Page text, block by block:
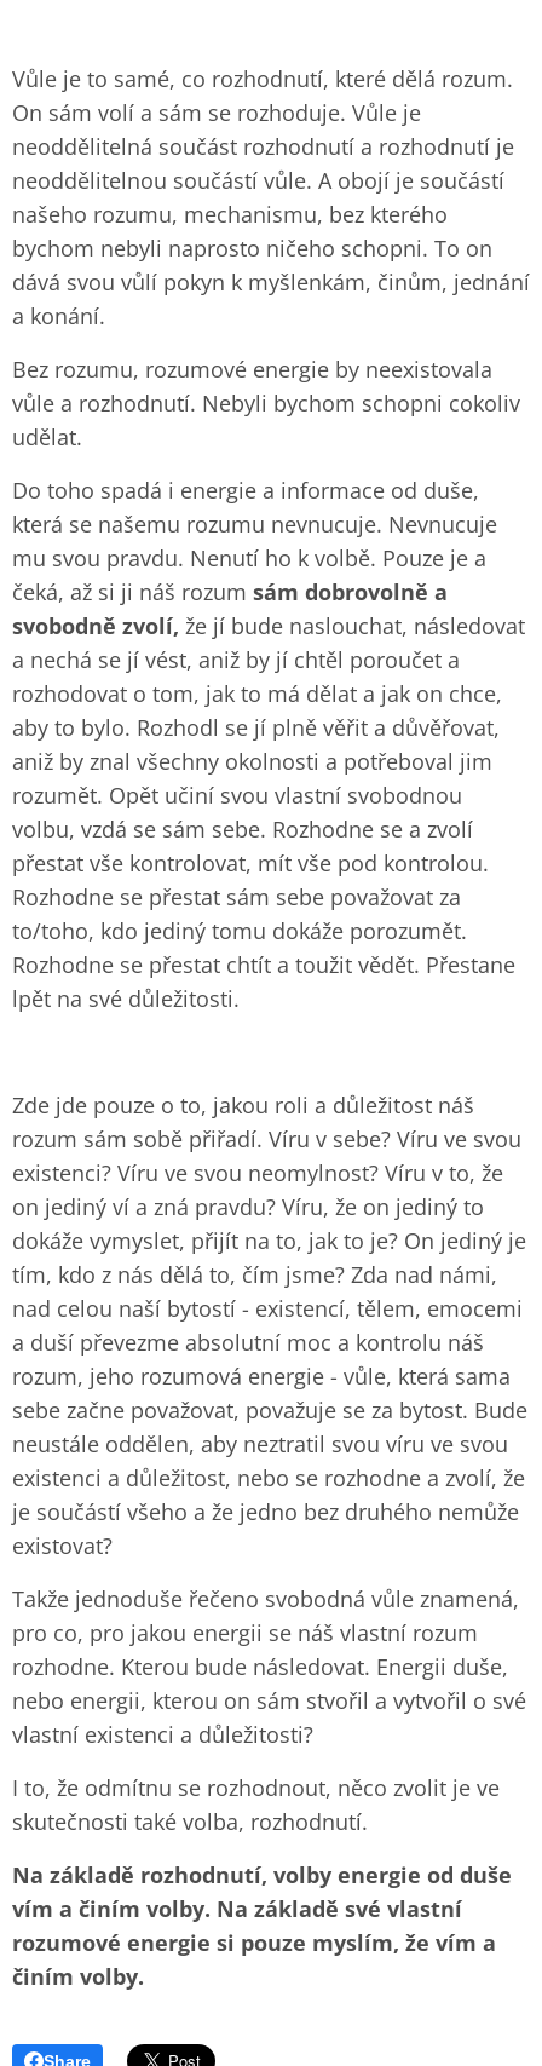
Vůle je to samé, co rozhodnutí, které dělá rozum.
On sám volí a sám se rozhoduje. Vůle je
neoddělitelná součást rozhodnutí a rozhodnutí je
neoddělitelnou součástí vůle. A obojí je součástí
našeho rozumu, mechanismu, bez kterého
bychom nebyli naprosto ničeho schopni. To on
dává svou vůlí pokyn k myšlenkám, činům, jednání
a konání.
Bez rozumu, rozumové energie by neexistovala
vůle a rozhodnutí. Nebyli bychom schopni cokoliv
udělat.
Do toho spadá i energie a informace od duše,
která se našemu rozumu nevnucuje. Nevnucuje
mu svou pravdu. Nenutí ho k volbě. Pouze je a
čeká, až si ji náš rozum sám dobrovolně a
svobodně zvolí, že jí bude naslouchat, následovat
a nechá se jí vést, aniž by jí chtěl poroučet a
rozhodovat o tom, jak to má dělat a jak on chce,
aby to bylo. Rozhodl se jí plně věřit a důvěřovat,
aniž by znal všechny okolnosti a potřeboval jim
rozumět. Opět učiní svou vlastní svobodnou
volbu, vzdá se sám sebe. Rozhodne se a zvolí
přestat vše kontrolovat, mít vše pod kontrolou.
Rozhodne se přestat sám sebe považovat za
to/toho, kdo jediný tomu dokáže porozumět.
Rozhodne se přestat chtít a toužit vědět. Přestane
lpět na své důležitosti.
Zde jde pouze o to, jakou roli a důležitost náš
rozum sám sobě přiřadí. Víru v sebe? Víru ve svou
existenci? Víru ve svou neomylnost? Víru v to, že
on jediný ví a zná pravdu? Víru, že on jediný to
dokáže vymyslet, přijít na to, jak to je? On jediný je
tím, kdo z nás dělá to, čím jsme? Zda nad námi,
nad celou naší bytostí - existencí, tělem, emocemi
a duší převezme absolutní moc a kontrolu náš
rozum, jeho rozumová energie - vůle, která sama
sebe začne považovat, považuje se za bytost. Bude
neustále oddělen, aby neztratil svou víru ve svou
existenci a důležitost, nebo se rozhodne a zvolí, že
je součástí všeho a že jedno bez druhého nemůže
existovat?
Takže jednoduše řečeno svobodná vůle znamená,
pro co, pro jakou energii se náš vlastní rozum
rozhodne. Kterou bude následovat. Energii duše,
nebo energii, kterou on sám stvořil a vytvořil o své
vlastní existenci a důležitosti?
I to, že odmítnu se rozhodnout, něco zvolit je ve
skutečnosti také volba, rozhodnutí.
Na základě rozhodnutí, volby energie od duše
vím a činím volby. Na základě své vlastní
rozumové energie si pouze myslím, že vím a
činím volby.
Share